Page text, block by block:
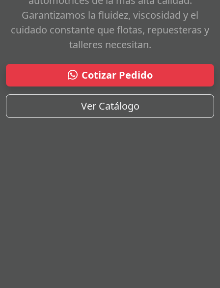
Garantizamos la fluidez, viscosidad y el
cuidado constante que flotas, repuesteras y
talleres necesitan.
Cotizar Pedido
Ver Catálogo